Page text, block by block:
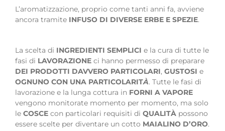
L’aromatizzazione, proprio come tanti anni fa, avviene
ancora tramite INFUSO DI DIVERSE ERBE E SPEZIE.
La scelta di INGREDIENTI SEMPLICI e la cura di tutte le
fasi di LAVORAZIONEci hanno permesso di preparare
DEI PRODOTTI DAVVERO PARTICOLARI, GUSTOSI e
OGNUNO CON UNA PARTICOLARITÀ. Tutte le fasi di
lavorazione e la lunga cottura in FORNI A VAPORE
vengono monitorate momento per momento, ma solo
leCOSCEcon particolari requisiti di QUALITÀpossono
essere scelte per diventare un cotto MAIALINO D’ORO.